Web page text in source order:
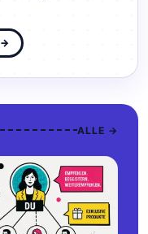
→
ALLE →